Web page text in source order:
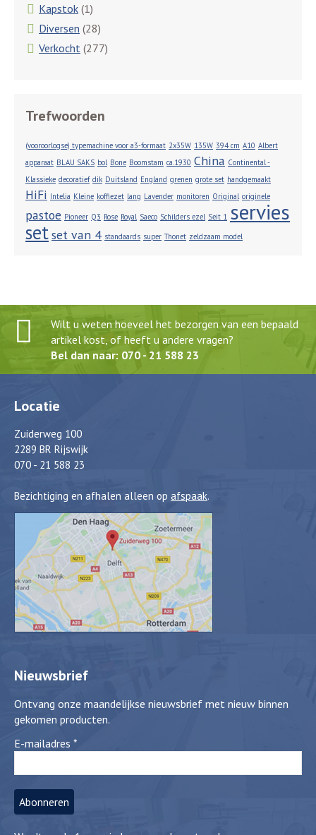
Kapstok (1)
Diversen (28)
Verkocht (277)
Trefwoorden
(vooroorlogse) typemachine voor a3-formaat 2x35W 135W 394 cm A10 Albert
apparaat BLAU SAKS bol Bone Boomstam ca.1930 China Continental -
Klassieke decoratief dik Duitsland England grenen grote set handgemaakt
HiFi Intelia Kleine koffiezet lang Lavender monitoren Original originele
pastoe Pioneer Q3 Rose Royal Saeco Schilders ezel Seit 1 servies
setset van 4 standaards super Thonet zeldzaam model
Wilt u weten hoeveel het bezorgen van een bepaald
artikel kost, of heeft u andere vragen?
Bel dan naar: 070 - 21 588 23
Locatie
Zuiderweg 100
2289 BR Rijswijk
070 - 21 588 23
Bezichtiging en afhalen alleen op afspaak.
Nieuwsbrief
Ontvang onze maandelijkse nieuwsbrief met nieuw binnen
gekomen producten.
E-mailadres *